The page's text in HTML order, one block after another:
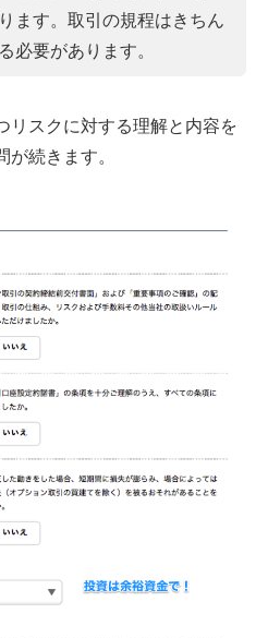
ます。取引の規程はきちん
必要があります。
リスクに対する理解と内容を
続きます。